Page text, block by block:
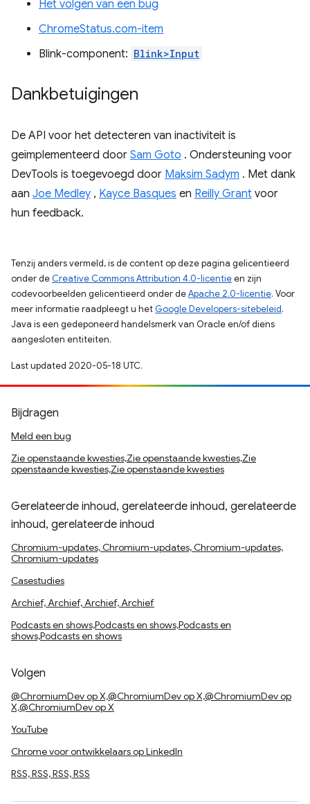
Het volgen van een bug
ChromeStatus.com-item
Blink-component: Blink>Input
Dankbetuigingen
De API voor het detecteren van inactiviteit is
geïmplementeerd door Sam Goto . Ondersteuning voor
DevTools is toegevoegd door Maksim Sadym . Met dank
aan Joe Medley , Kayce Basques en Reilly Grant voor
hun feedback.
Tenzij anders vermeld, is de content op deze pagina gelicentieerd
onder de Creative Commons Attribution 4.0-licentieen zijn
codevoorbeelden gelicentieerd onder deApache 2.0-licentie. Voor
meer informatie raadpleegt u het Google Developers-sitebeleid.
Java is een gedeponeerd handelsmerk van Oracle en/of diens
aangesloten entiteiten.
Last updated 2020-05-18 UTC.
Bijdragen
Meld een bug
Zie openstaande kwesties,Zie openstaande kwesties,Zie
openstaande kwesties,Zie openstaande kwesties
Gerelateerde inhoud, gerelateerde inhoud, gerelateerde
inhoud, gerelateerde inhoud
Chromium-updates, Chromium-updates, Chromium-updates,
Chromium-updates
Casestudies
Archief, Archief, Archief, Archief
Podcasts en shows,Podcasts en shows,Podcasts en
shows,Podcasts en shows
Volgen
@ChromiumDev op X,@ChromiumDev op X,@ChromiumDev op
X,@ChromiumDev op X
YouTube
Chrome voor ontwikkelaars op LinkedIn
RSS, RSS, RSS, RSS